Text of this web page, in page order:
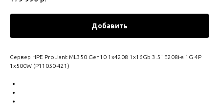
Добавить
Сервер HPE ProLiant ML350 Gen10 1x4208 1x16Gb 3.5" E208i-a 1G 4P
1x500W (P11050-421)